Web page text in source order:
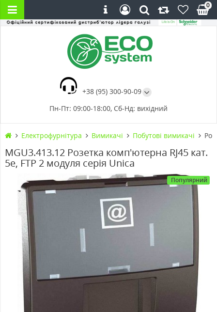
+38 (95) 300-90-09
Пн-Пт: 09:00-18:00, Сб-Нд: вихідний
0
Електрофурнітура Вимикачі Побутові вимикачі
MGU3.413.12 Розетка комп'ютерна RJ45 кат.
5е, FTP 2 модуля серія Unica
Популярний